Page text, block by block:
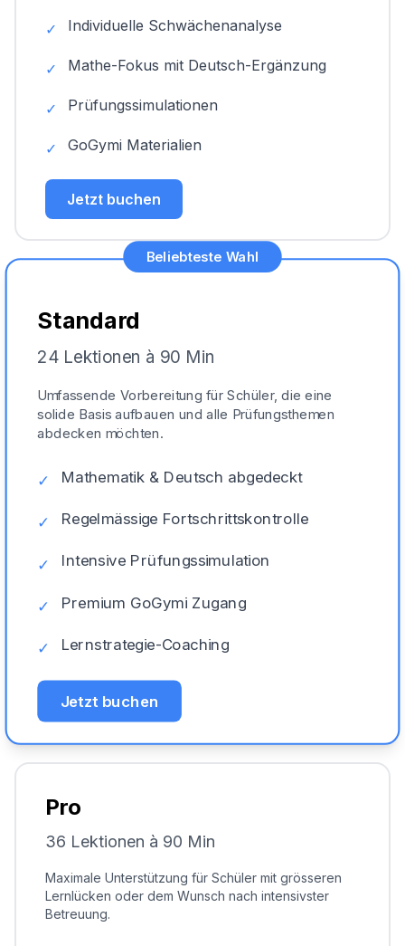
✓ Individuelle Schwächenanalyse
✓ Mathe-Fokus mit Deutsch-Ergänzung
✓ Prüfungssimulationen
✓ GoGymi Materialien
Jetzt buchen
Beliebteste Wahl
Standard
24 Lektionen à 90 Min
Umfassende Vorbereitung für Schüler, die eine
solide Basis aufbauen und alle Prüfungsthemen
abdecken möchten.
✓ Mathematik & Deutsch abgedeckt
✓ Regelmässige Fortschrittskontrolle
✓ Intensive Prüfungssimulation
✓ Premium GoGymi Zugang
✓ Lernstrategie-Coaching
Jetzt buchen
Pro
36 Lektionen à 90 Min
Maximale Unterstützung für Schüler mit grösseren
Lernlücken oder dem Wunsch nach intensivster
Betreuung.